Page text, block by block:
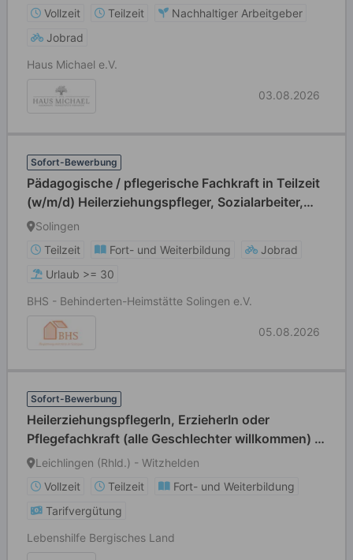
Vollzeit
Teilzeit
Nachhaltiger Arbeitgeber
Jobrad
Haus Michael e.V.
03.08.2026
Sofort-Bewerbung
Pädagogische / pflegerische Fachkraft in Teilzeit
(w/m/d) Heilerziehungspfleger, Sozialarbeiter,
Sozialpädagoge, Erzieher, Gesundheits- und
Solingen
Teilzeit
Fort- und Weiterbildung
Jobrad
Urlaub >= 30
BHS - Behinderten-Heimstätte Solingen e.V.
05.08.2026
Sofort-Bewerbung
HeilerziehungspflegerIn, ErzieherIn oder
Pflegefachkraft (alle Geschlechter willkommen) in
Voll- oder Teilzeit
Leichlingen (Rhld.) - Witzhelden
Vollzeit
Teilzeit
Fort- und Weiterbildung
Tarifvergütung
Lebenshilfe Bergisches Land